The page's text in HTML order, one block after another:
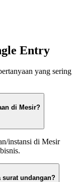
Entry
yang sering
di Mesir?
instansi di Mesir
surat undangan?